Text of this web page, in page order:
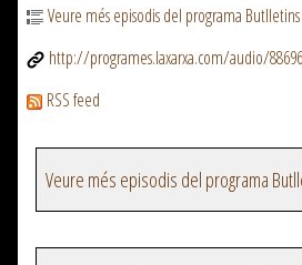
Veure més episodis del programa
http://programes.laxarxa.com/audio/88696
RSS feed